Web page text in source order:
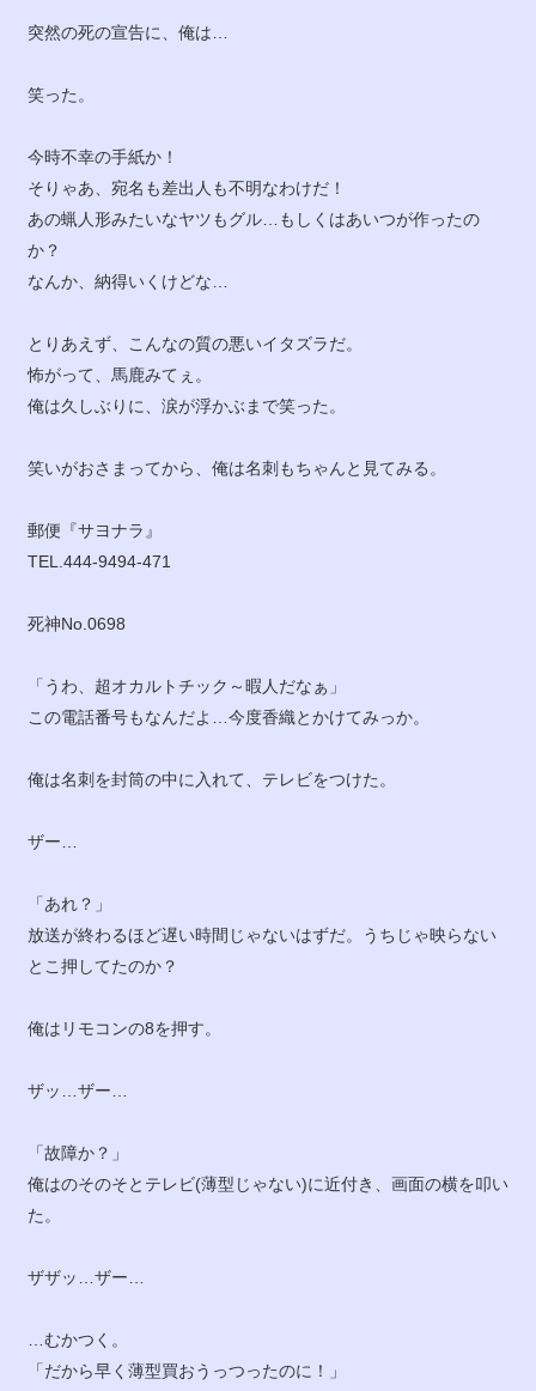
突然の死の宣告に、俺は…
笑った。
今時不幸の手紙か！
そりゃあ、宛名も差出人も不明なわけだ！
あの蝋人形みたいなヤツもグル…もしくはあいつが作ったの
か？
なんか、納得いくけどな…
とりあえず、こんなの質の悪いイタズラだ。
怖がって、馬鹿みてぇ。
俺は久しぶりに、涙が浮かぶまで笑った。
笑いがおさまってから、俺は名刺もちゃんと見てみる。
郵便『サヨナラ』
TEL.444-9494-471
死神No.0698
「うわ、超オカルトチック～暇人だなぁ」
この電話番号もなんだよ…今度香織とかけてみっか。
俺は名刺を封筒の中に入れて、テレビをつけた。
ザー…
「あれ？」
放送が終わるほど遅い時間じゃないはずだ。うちじゃ映らない
とこ押してたのか？
俺はリモコンの8を押す。
ザッ…ザー…
「故障か？」
俺はのそのそとテレビ(薄型じゃない)に近付き、画面の横を叩い
た。
ザザッ…ザー…
…むかつく。
「だから早く薄型買おうっつったのに！」